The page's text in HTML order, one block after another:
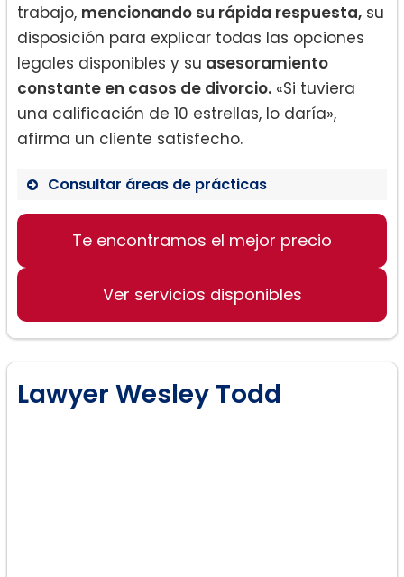
trabajo, mencionando su rápida respuesta, su
disposición para explicar todas las opciones
legales disponibles y su asesoramiento
constante en casos de divorcio. «Si tuviera
una calificación de 10 estrellas, lo daría»,
afirma un cliente satisfecho.
Consultar áreas de prácticas
Derecho de divorcio
Planificación de bienes
Te encontramos el mejor precio
Ver servicios disponibles
Lawyer Wesley Todd